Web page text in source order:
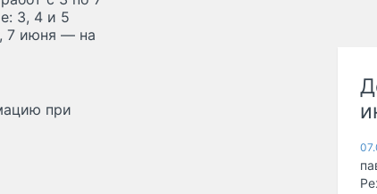
3, 4 и 5
7 июня — на
при